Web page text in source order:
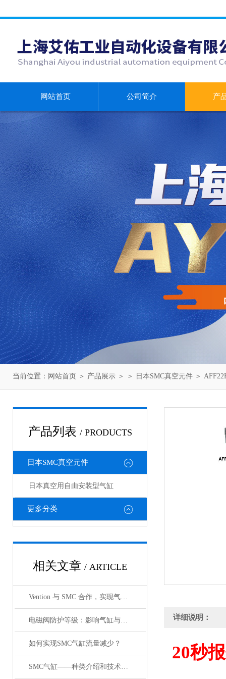
网站首页 公司简介 产
当前位置： 网站首页 ＞ 产品展示 ＞ ＞ 日本SMC真空元件 ＞
产品列表 / PRODUCTS
日本SMC真空元件
日本真空用自由安装型气缸
更多分类
相关文章 / ARTICLE
Vention 与 SMC 合作，实现气动设备的数字化工程
电磁阀防护等级：影响气缸与锁定阀在恶劣环境的适用性
如何实现SMC气缸流量减少？
SMC气缸——种类介绍和技术资料
详细说明：
20秒